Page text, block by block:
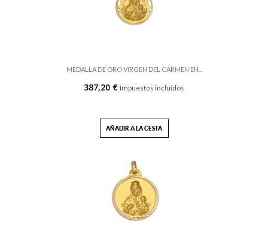
MEDALLA DE ORO VIRGEN DEL CARMEN EN...
387,20 € Impuestos incluidos
AÑADIR A LA CESTA